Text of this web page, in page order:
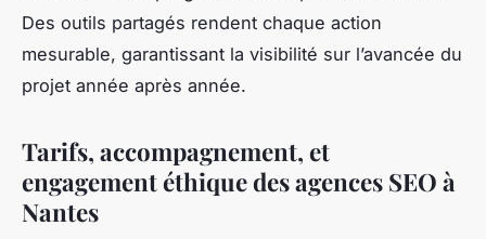
Des outils partagés rendent chaque action
mesurable, garantissant la visibilité sur l’avancée du
projet année après année.
Tarifs, accompagnement, et
engagement éthique des agences SEO à
Nantes